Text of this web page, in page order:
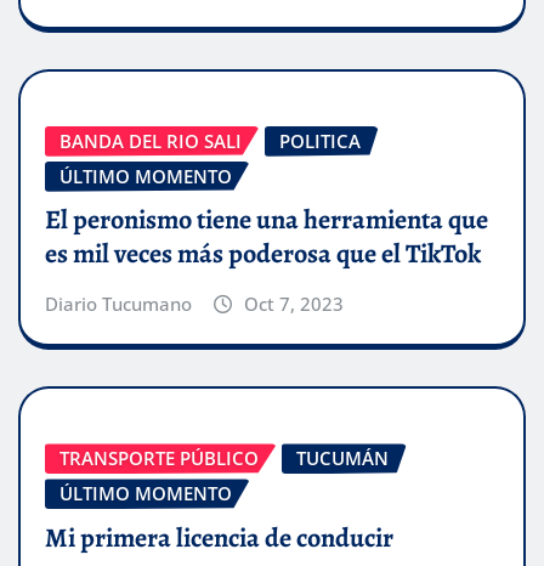
BANDA DEL RIO SALI
POLITICA
ÚLTIMO MOMENTO
El peronismo tiene una herramienta que
es mil veces más poderosa que el TikTok
Diario Tucumano Oct 7, 2023
TRANSPORTE PÚBLICO
TUCUMÁN
ÚLTIMO MOMENTO
Mi primera licencia de conducir